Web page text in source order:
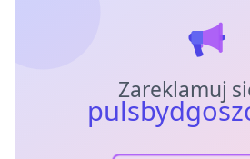
Zareklamuj